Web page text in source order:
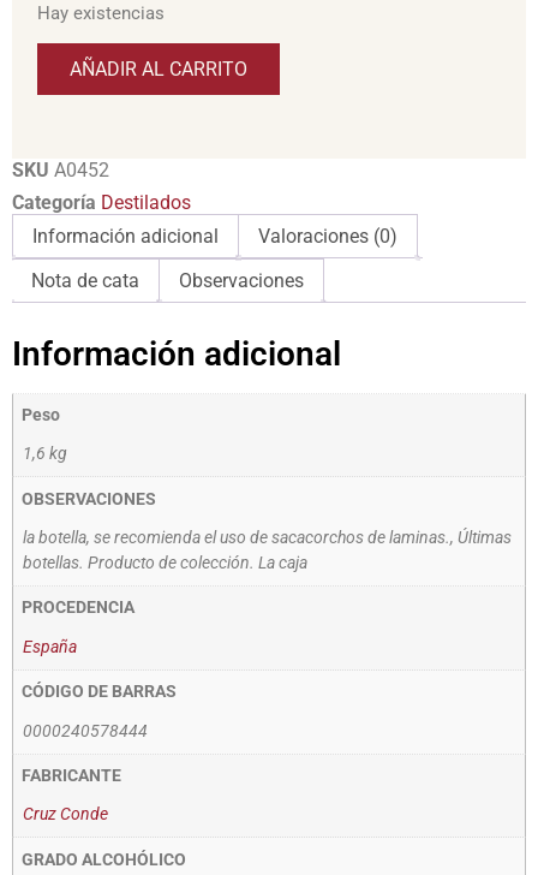
Hay existencias
AÑADIR AL CARRITO
SKU A0452
Categoría Destilados
Información adicional
Valoraciones (0)
Nota de cata
Observaciones
Información adicional
Peso
1,6 kg
OBSERVACIONES
la botella, se recomienda el uso de sacacorchos de laminas., Últimas
botellas. Producto de colección. La caja
PROCEDENCIA
España
CÓDIGO DE BARRAS
0000240578444
FABRICANTE
Cruz Conde
GRADO ALCOHÓLICO